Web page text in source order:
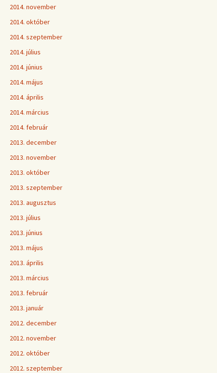
2014. november
2014. október
2014. szeptember
2014. július
2014. június
2014. május
2014. április
2014. március
2014. február
2013. december
2013. november
2013. október
2013. szeptember
2013. augusztus
2013. július
2013. június
2013. május
2013. április
2013. március
2013. február
2013. január
2012. december
2012. november
2012. október
2012. szeptember